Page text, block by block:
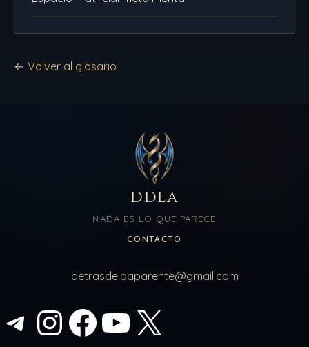
← Volver al glosario
DDLA
NADA ES LO QUE PARECE
CONTACTO
detrasdeloaparente@gmail.com
TelegramInstagram
FacebookYouTube
X